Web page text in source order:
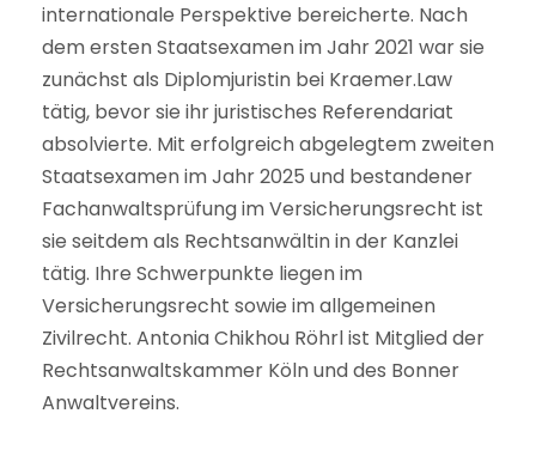
internationale Perspektive bereicherte. Nach
dem ersten Staatsexamen im Jahr 2021 war sie
zunächst als Diplomjuristin bei Kraemer.Law
tätig, bevor sie ihr juristisches Referendariat
absolvierte. Mit erfolgreich abgelegtem zweiten
Staatsexamen im Jahr 2025 und bestandener
Fachanwaltsprüfung im Versicherungsrecht ist
sie seitdem als Rechtsanwältin in der Kanzlei
tätig. Ihre Schwerpunkte liegen im
Versicherungsrecht sowie im allgemeinen
Zivilrecht. Antonia Chikhou Röhrl ist Mitglied der
Rechtsanwaltskammer Köln und des Bonner
Anwaltvereins.